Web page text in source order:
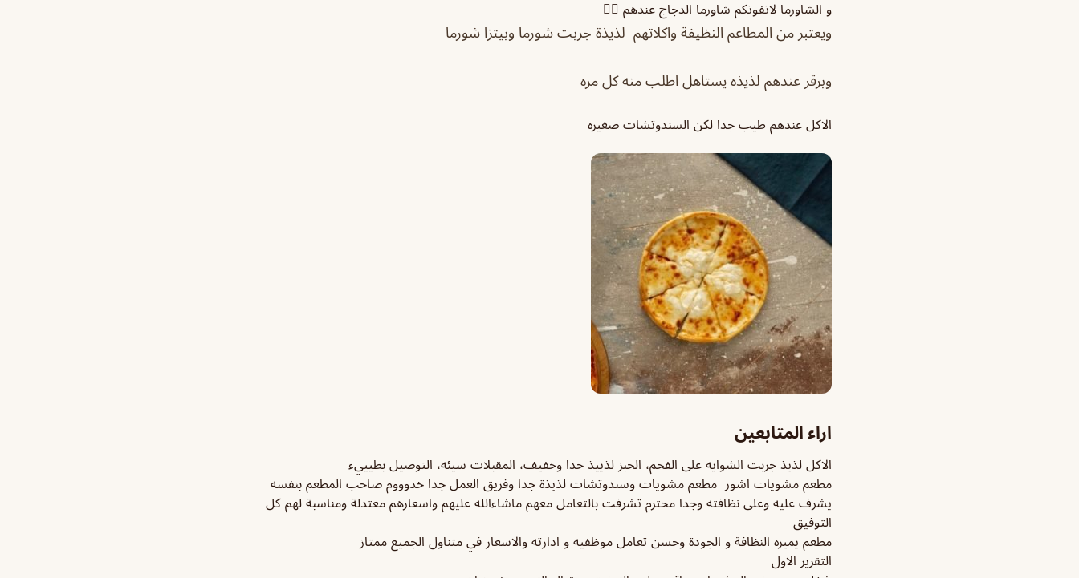
و الشاورما لاتفوتكم شاورما الدجاج عندهم 👍🏻
ويعتبر من المطاعم النظيفة واكلاتهم لذيذة جربت شورما وبيتزا شورما
وبرقر عندهم لذيذه يستاهل اطلب منه كل مره
الاكل عندهم طيب جدا لكن السندوتشات صغيره
اراء المتابعين
الاكل لذيذ جربت الشوايه على الفحم، الخبز لذييذ جدا وخفيف، المقبلات سيئه، التوصيل بطيييء
مطعم مشويات اشور مطعم مشويات وسندوتشات لذيذة جدا وفريق العمل جدا خدوووم صاحب المطعم بنفسه
يشرف عليه وعلى نظافته وجدا محترم تشرفت بالتعامل معهم ماشاءالله عليهم واسعارهم معتدلة ومناسبة لهم كل
التوفيق
مطعم يميزه النظافة و الجودة وحسن تعامل موظفيه و ادارته والاسعار في متناول الجميع ممتاز
التقرير الاول